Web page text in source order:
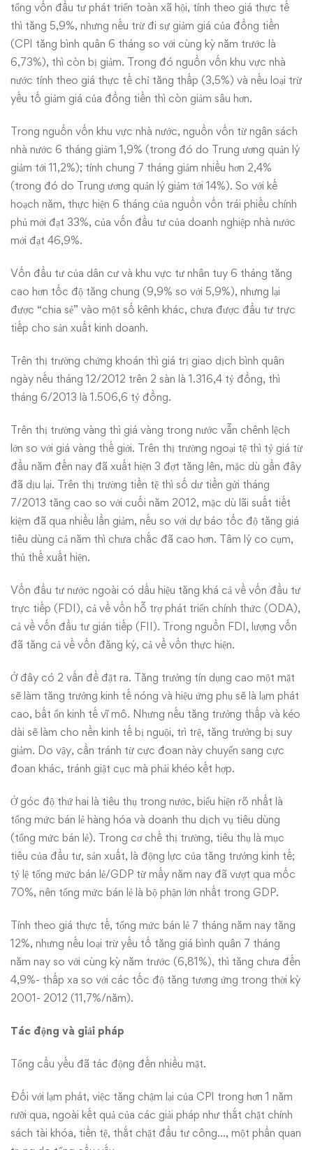
tổng vốn đầu tư phát triển toàn xã hội, tính theo giá thực tế
thì tăng 5,9%, nhưng nếu trừ đi sự giảm giá của đồng tiền
(CPI tăng bình quân 6 tháng so với cùng kỳ năm trước là
6,73%), thì còn bị giảm. Trong đó nguồn vốn khu vực nhà
nước tính theo giá thực tế chỉ tăng thấp (3,5%) và nếu loại trừ
yếu tố giảm giá của đồng tiền thì còn giảm sâu hơn.
Trong nguồn vốn khu vực nhà nước, nguồn vốn từ ngân sách
nhà nước 6 tháng giảm 1,9% (trong đó do Trung ương quản lý
giảm tới 11,2%); tính chung 7 tháng giảm nhiều hơn 2,4%
(trong đó do Trung ương quản lý giảm tới 14%). So với kế
hoạch năm, thực hiện 6 tháng của nguồn vốn trái phiếu chính
phủ mới đạt 33%, của vốn đầu tư của doanh nghiệp nhà nước
mới đạt 46,9%.
Vốn đầu tư của dân cư và khu vực tư nhân tuy 6 tháng tăng
cao hơn tốc độ tăng chung (9,9% so với 5,9%), nhưng lại
được “chia sẻ” vào một số kênh khác, chưa được đầu tư trực
tiếp cho sản xuất kinh doanh.
Trên thị trường chứng khoán thì giá trị giao dịch bình quân
ngày nếu tháng 12/2012 trên 2 sàn là 1.316,4 tỷ đồng, thì
tháng 6/2013 là 1.506,6 tỷ đồng.
Trên thị trường vàng thì giá vàng trong nước vẫn chênh lệch
lớn so với giá vàng thế giới. Trên thị trường ngoại tệ thì tỷ giá từ
đầu năm đến nay đã xuất hiện 3 đợt tăng lên, mặc dù gần đây
đã dịu lại. Trên thị trường tiền tệ thì số dư tiền gửi tháng
7/2013 tăng cao so với cuối năm 2012, mặc dù lãi suất tiết
kiệm đã qua nhiều lần giảm, nếu so với dự báo tốc độ tăng giá
tiêu dùng cả năm thì chưa chắc đã cao hơn. Tâm lý co cụm,
thủ thế xuất hiện.
Vốn đầu tư nước ngoài có dấu hiệu tăng khá cả về vốn đầu tư
trực tiếp (FDI), cả về vốn hỗ trợ phát triển chính thức (ODA),
cả về vốn đầu tư gián tiếp (FII). Trong nguồn FDI, lượng vốn
đã tăng cả về vốn đăng ký, cả về vốn thực hiện.
Ở đây có 2 vấn đề đặt ra. Tăng trưởng tín dụng cao một mặt
sẽ làm tăng trưởng kinh tế nóng và hiệu ứng phụ sẽ là lạm phát
cao, bất ổn kinh tế vĩ mô. Nhưng nếu tăng trưởng thấp và kéo
dài sẽ làm cho nền kinh tế bị nguội, trì trệ, tăng trưởng bị suy
giảm. Do vậy, cần tránh từ cực đoan này chuyển sang cực
đoan khác, tránh giật cục mà phải khéo kết hợp.
Ở góc độ thứ hai là tiêu thụ trong nước, biểu hiện rõ nhất là
tổng mức bán lẻ hàng hóa và doanh thu dịch vụ tiêu dùng
(tổng mức bán lẻ). Trong cơ chế thị trường, tiêu thụ là mục
tiêu của đầu tư, sản xuất, là động lực của tăng trưởng kinh tế;
tỷ lệ tổng mức bán lẻ/GDP từ mấy năm nay đã vượt qua mốc
70%, nên tổng mức bán lẻ là bộ phận lớn nhất trong GDP.
Tính theo giá thực tế, tổng mức bán lẻ 7 tháng năm nay tăng
12%, nhưng nếu loại trừ yếu tố tăng giá bình quân 7 tháng
năm nay so với cùng kỳ năm trước (6,81%), thì tăng chưa đến
4,9%- thấp xa so với các tốc độ tăng tương ứng trong thời kỳ
2001- 2012 (11,7%/năm).
Tác động và giải pháp
Tổng cầu yếu đã tác động đến nhiều mặt.
Đối với lạm phát, việc tăng chậm lại của CPI trong hơn 1 năm
rưỡi qua, ngoài kết quả của các giải pháp như thắt chặt chính
sách tài khóa, tiền tệ, thắt chặt đầu tư công…, một phần quan